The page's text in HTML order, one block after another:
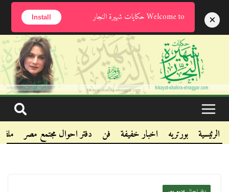
الجمعة, أغسطس 7, 2026
.
.
.
الرئيسية بورتريه اخبار خفيفة فن دفتر احوال مجتمع مصر
Welcome to حكايات شهيرة النجار Install ×